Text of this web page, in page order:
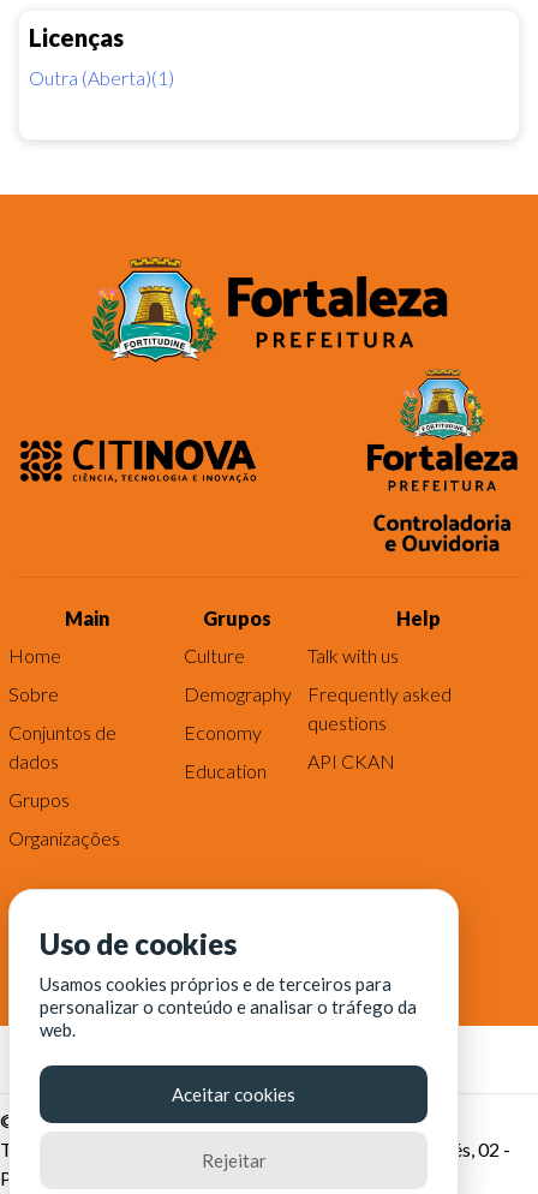
Licenças
Outra (Aberta)(1)
Main
Home
Sobre
Conjuntos de
dados
Grupos
Organizações
Grupos
Culture
Demography
Economy
Education
Help
Talk with us
Frequently asked
questions
API CKAN
© Fortaleza Digital || CITINOVA - Fundação de Ciência,
Tecnologia e Inovação de Fortaleza - Rua dos Tremembés, 02 -
Praia de Iracema - Fortaleza-CE
Uso de cookies
Usamos cookies próprios e de terceiros para
personalizar o conteúdo e analisar o tráfego da
web.
Aceitar cookies
Rejeitar